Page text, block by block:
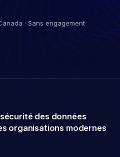
· Sans engagement
des données
organisations modernes